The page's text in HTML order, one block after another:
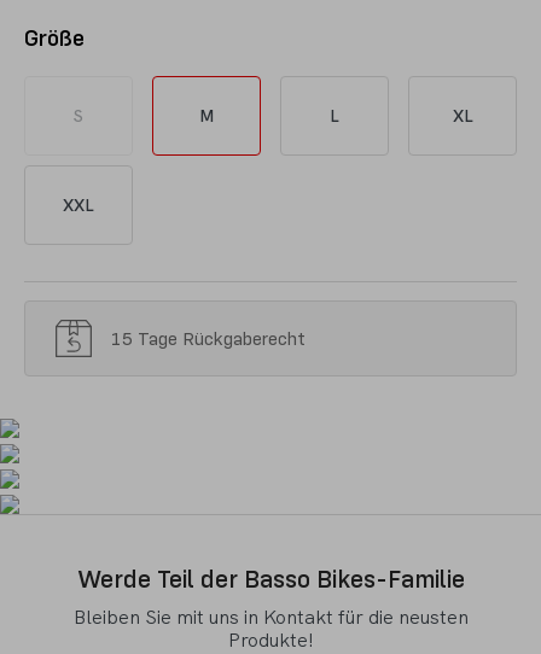
Größe
S M L XL
XXL
15 Tage Rückgaberecht
Werde Teil der Basso Bikes-Familie
Bleiben Sie mit uns in Kontakt für die neusten
Produkte!